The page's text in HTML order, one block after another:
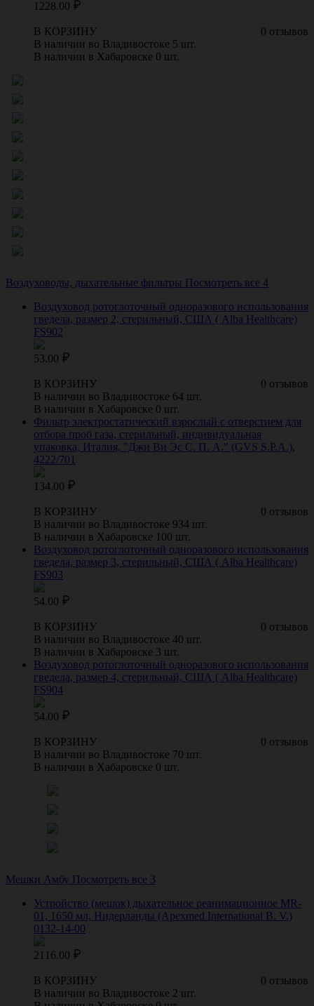
1228.00
0 отзывов
В КОРЗИНУ
В наличии во Владивостоке 5 шт.
В наличии в Хабаровске 0 шт.
Воздуховоды, дыхательные фильтры Посмотреть все 4
Воздуховод ротоглоточный одноразового использования
гведела, размер 2, стерильный, США ( Alba Healthcare)
FS902
53.00
0 отзывов
В КОРЗИНУ
В наличии во Владивостоке 64 шт.
В наличии в Хабаровске 0 шт.
Фильтр электростатический взрослый с отверстием для
отбора проб газа, стерильный, индивидуальная
упаковка, Италия, "Джи Ви Эс С. П. А." (GVS S.P.A.),
4222/701
134.00
0 отзывов
В КОРЗИНУ
В наличии во Владивостоке 934 шт.
В наличии в Хабаровске 100 шт.
Воздуховод ротоглоточный одноразового использования
гведела, размер 3, стерильный, США ( Alba Healthcare)
FS903
54.00
0 отзывов
В КОРЗИНУ
В наличии во Владивостоке 40 шт.
В наличии в Хабаровске 3 шт.
Воздуховод ротоглоточный одноразового использования
гведела, размер 4, стерильный, США ( Alba Healthcare)
FS904
54.00
0 отзывов
В КОРЗИНУ
В наличии во Владивостоке 70 шт.
В наличии в Хабаровске 0 шт.
Мешки Амбу Посмотреть все 3
Устройство (мешок) дыхательное реанимационное MR-
01, 1650 мл, Нидерланды (Apexmed International B. V.)
0132-14-00
2116.00
0 отзывов
В КОРЗИНУ
В наличии во Владивостоке 2 шт.